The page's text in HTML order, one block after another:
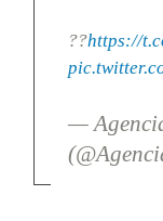
??https://
—